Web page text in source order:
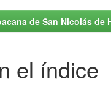
de San Nicolás de
el índice